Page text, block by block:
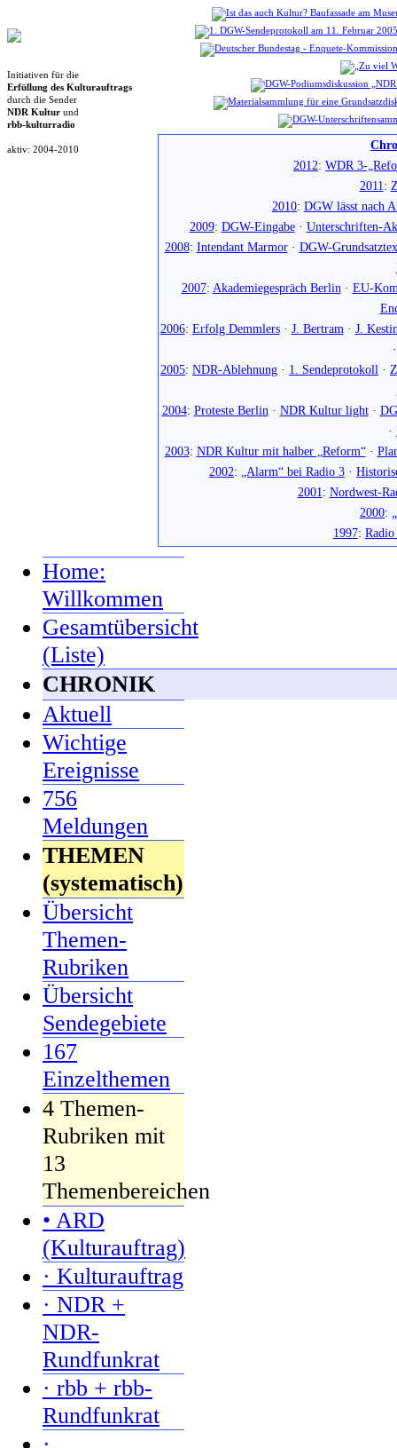
Initiativen für die
Erfüllung des Kulturauftrags
durch die Sender
NDR Kultur und
rbb-kulturradio
aktiv: 2004-2010
2012: WDR 3-
2011:
2010: DGW lässt nach
2009: DGW-Eingabe· Unterschriften-
2008: Intendant Marmor· DGW-
2007: Akademiegespräch Berlin · EU-
2006: Erfolg Demmlers· J. Bertram · J.
2005: NDR-Ablehnung · 1. Sendeprotokoll ·
2004: Proteste Berlin · NDR Kultur light·
·
2003: NDR Kultur mit halber „Reform“·
2002: „Alarm“ bei Radio 3 ·
2001: Nordwest-
2000:
1997:
Home:
Willkommen
Gesamtübersicht
(Liste)
CHRONIK
Aktuell
Wichtige
Ereignisse
756
Meldungen
THEMEN
(systematisch)
Übersicht
Themen-
Rubriken
Übersicht
Sendegebiete
167
Einzelthemen
4 Themen-
Rubriken mit
13
Themenbereichen
• ARD
(Kulturauftrag)
· Kulturauftrag
· NDR +
NDR-
Rundfunkrat
· rbb + rbb-
Rundfunkrat